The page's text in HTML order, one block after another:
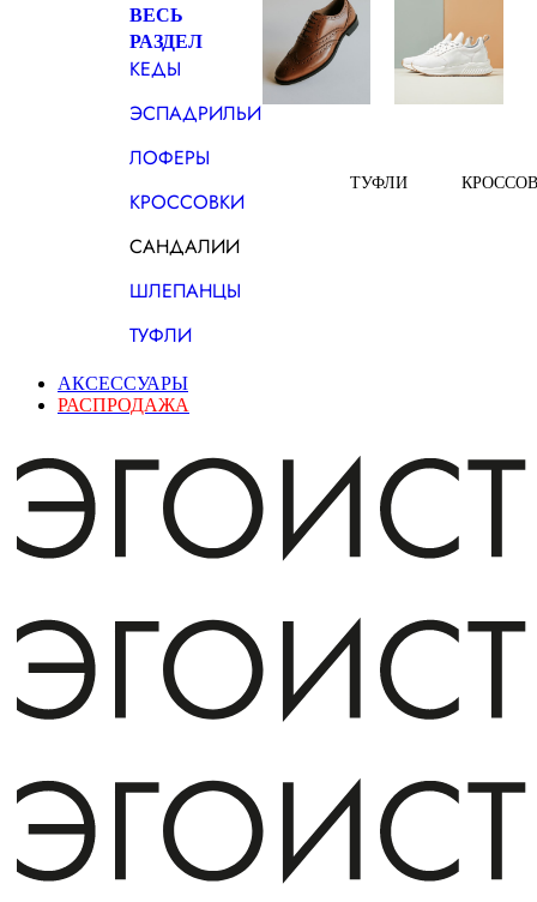
ВЕСЬ
РАЗДЕЛ
КЕДЫ
ЭСПАДРИЛЬИ
ЛОФЕРЫ
КРОССОВКИ
САНДАЛИИ
ШЛЕПАНЦЫ
ТУФЛИ
ТУФЛИ
АКСЕССУАРЫ
РАСПРОДАЖА